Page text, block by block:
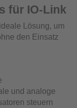
für IO-Link
Lösung, um
den Einsatz
und analoge
steuern